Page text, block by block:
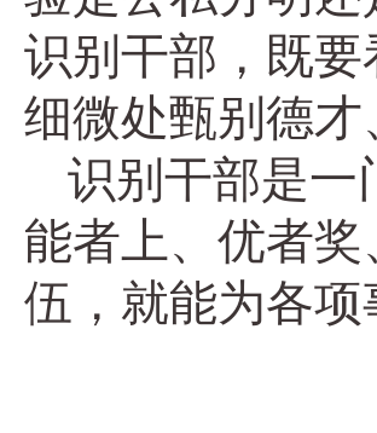
识别干部，既
细微处甄别德
识别干部是一
能者上、优者
伍，就能为各